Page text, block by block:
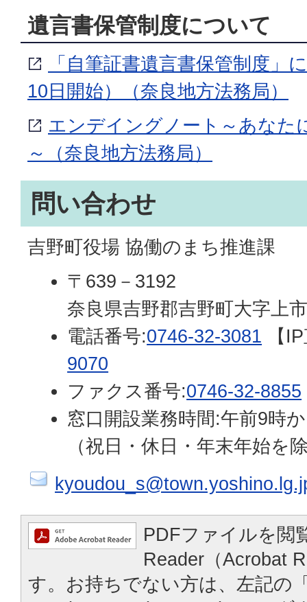
遺言書保管制度について
「自筆証書遺言書保管制度」
10日開始）（奈良地方法務局）
エンデイングノート～あなた
～（奈良地方法務局）
問い合わせ
吉野町役場 協働のまち推進課
〒639－3192
奈良県吉野郡吉野町大字上
電話番号:0746-32-3081 【
9070
ファクス番号:0746-32-8855
窓口開設業務時間:午前9時
（祝日・休日・年末年始を
PDFファイルを閲
Reader（Acrobat
す。お持ちでない方は、左記の